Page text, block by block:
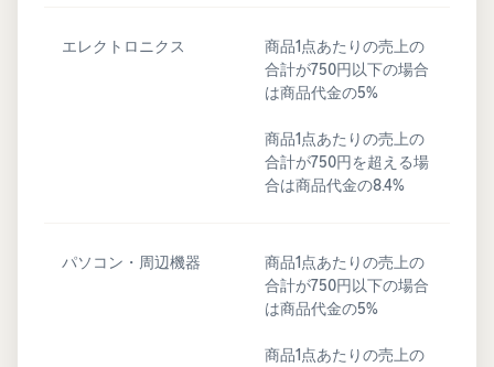
エレクトロニクス
商品1点あたりの売上の
合計が750円以下の場合
は商品代金の5%
商品1点あたりの売上の
合計が750円を超える場
合は商品代金の8.4%
パソコン・周辺機器
商品1点あたりの売上の
合計が750円以下の場合
は商品代金の5%
商品1点あたりの売上の